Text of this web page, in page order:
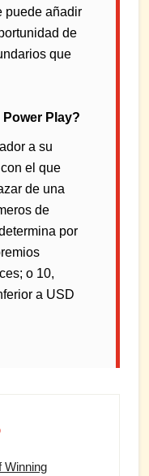
puede añadir
de
que
Play?
a su
el que
de una
de
por
o 10,
a USD
Winning